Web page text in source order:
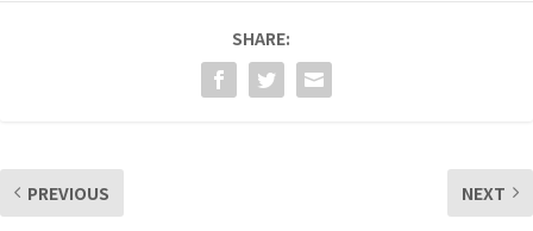
SHARE:
PREVIOUS NEXT